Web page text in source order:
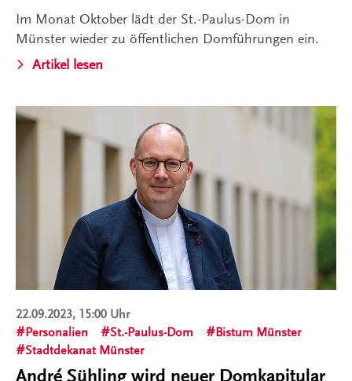
Im Monat Oktober lädt der St.-Paulus-Dom in
Münster wieder zu öffentlichen Domführungen ein.
Artikel lesen
22.09.2023, 15:00 Uhr
Personalien
St.-Paulus-Dom
Bistum Münster
Stadtdekanat Münster
André Sühling wird neuer Domkapitular